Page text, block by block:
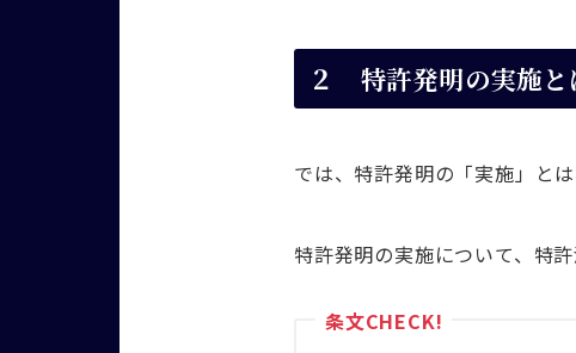
２ 特許発明の実施と
では、特許発明の「実施」と
特許発明の実施について、特